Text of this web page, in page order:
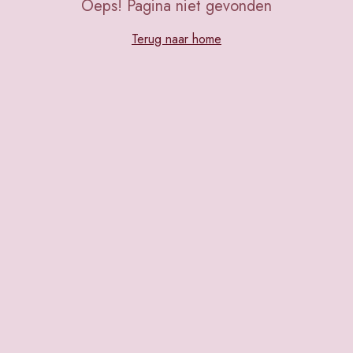
Oeps! Pagina niet gevonden
Terug naar home